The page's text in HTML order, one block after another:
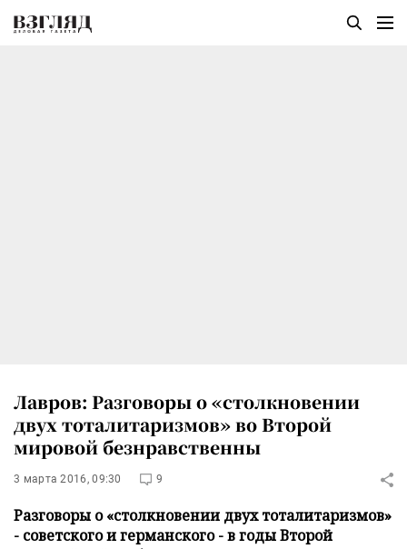
Лавров: Разговоры о «столкновении
двух тоталитаризмов» во Второй
мировой безнравственны
3 марта 2016, 09:30 9
Разговоры о «столкновении двух тоталитаризмов»
- советского и германского - в годы Второй